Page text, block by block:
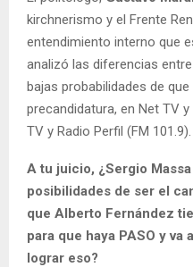
kirchnerismo y el Frente
entendimiento interno que
analizó las diferencias
bajas probabilidades de que
precandidatura, en Net TV
TV y Radio Perfil (FM 101.9).
A tu juicio, ¿Sergio
posibilidades de ser el
que Alberto Fernández
para que haya PASO y
lograr eso?